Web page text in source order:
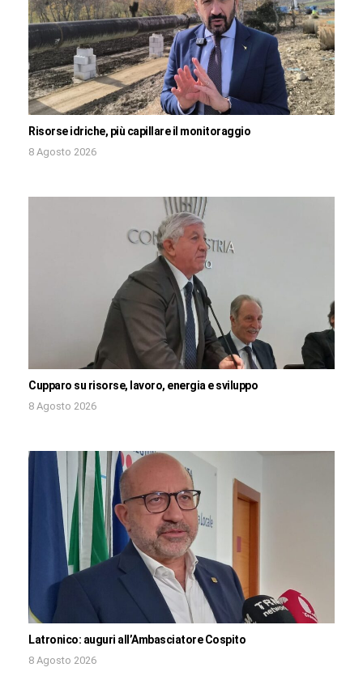
Risorse idriche, più capillare il monitoraggio
8 Agosto 2026
Cupparo su risorse, lavoro, energia e sviluppo
8 Agosto 2026
Latronico: auguri all’Ambasciatore Cospito
8 Agosto 2026